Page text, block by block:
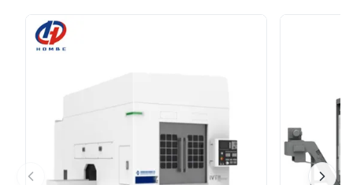
polijsten van het oppervlak van metalen producten.
Verticale expansie slijpmachine is een efficiënte